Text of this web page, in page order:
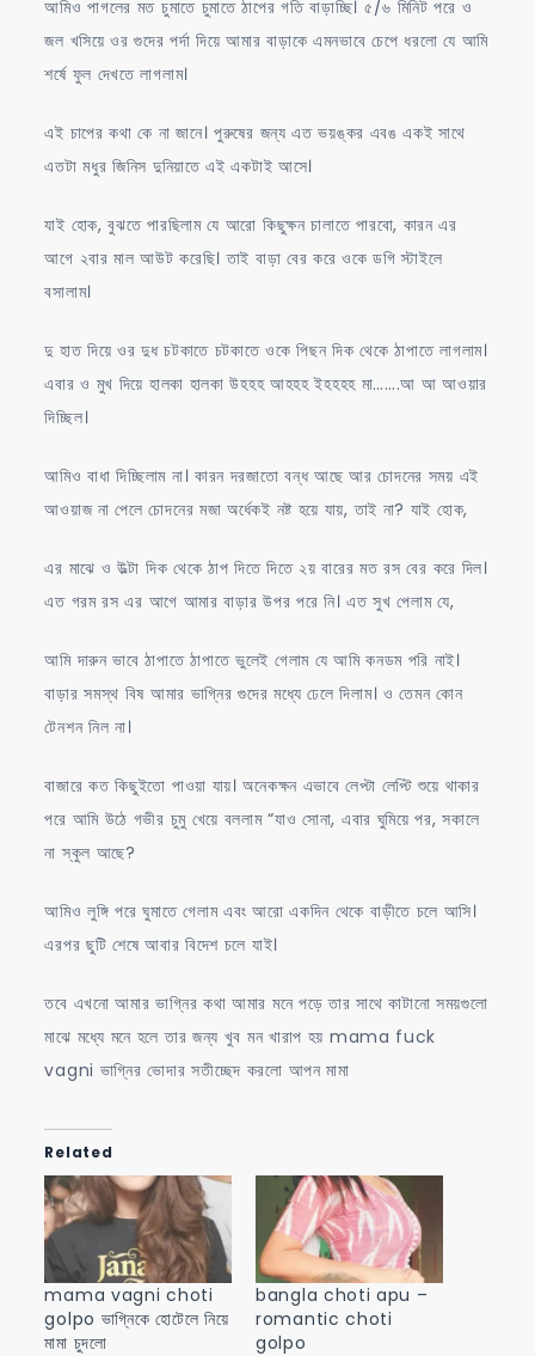
আমিও পাগলের মত চুমাতে চুমাতে ঠাপের গতি বাড়াচ্ছি। ৫/৬ মিনিট পরে ও
জল খসিয়ে ওর গুদের পর্দা দিয়ে আমার বাড়াকে এমনভাবে চেপে ধরলো যে আমি
শর্ষে ফুল দেখতে লাগলাম।
এই চাপের কথা কে না জানে। পুরুষের জন্য এত ভয়ঙ্কর এবঙ একই সাথে
এতটা মধুর জিনিস দুনিয়াতে এই একটাই আসে।
যাই হোক, বুঝতে পারছিলাম যে আরো কিছুক্ষন চালাতে পারবো, কারন এর
আগে ২বার মাল আউট করেছি। তাই বাড়া বের করে ওকে ডগি স্টাইলে
বসালাম।
দু হাত দিয়ে ওর দুধ চটকাতে চটকাতে ওকে পিছন দিক থেকে ঠাপাতে লাগলাম।
এবার ও মুখ দিয়ে হালকা হালকা উহহহ আহহহ ইহহহহ মা…….আ আ আওয়ার
দিচ্ছিল।
আমিও বাধা দিচ্ছিলাম না। কারন দরজাতো বন্ধ আছে আর চোদনের সময় এই
আওয়াজ না পেলে চোদনের মজা অর্ধেকই নষ্ট হয়ে যায়, তাই না? যাই হোক,
এর মাঝে ও উল্টা দিক থেকে ঠাপ দিতে দিতে ২য় বারের মত রস বের করে দিল।
এত গরম রস এর আগে আমার বাড়ার উপর পরে নি। এত সুখ পেলাম যে,
আমি দারুন ভাবে ঠাপাতে ঠাপাতে ভুলেই গেলাম যে আমি কনডম পরি নাই।
বাড়ার সমস্থ বিষ আমার ভাগ্নির গুদের মধ্যে ঢেলে দিলাম। ও তেমন কোন
টেনশন নিল না।
বাজারে কত কিছুইতো পাওয়া যায়। অনেকক্ষন এভাবে লেপ্টা লেপ্টি শুয়ে থাকার
পরে আমি উঠে গভীর চুমু খেয়ে বললাম “যাও সোনা, এবার ঘুমিয়ে পর, সকালে
না স্কুল আছে?
আমিও লুঙ্গি পরে ঘুমাতে গেলাম এবং আরো একদিন থেকে বাড়ীতে চলে আসি।
এরপর ছুটি শেষে আবার বিদেশ চলে যাই।
তবে এখনো আমার ভাগ্নির কথা আমার মনে পড়ে তার সাথে কাটানো সময়গুলো
মাঝে মধ্যে মনে হলে তার জন্য খুব মন খারাপ হয় mama fuck
vagni ভাগ্নির ভোদার সতীচ্ছেদ করলো আপন মামা
Related
mama vagni choti
golpo ভাগ্নিকে হোটেলে নিয়ে
মামা চুদলো
bangla choti apu –
romantic choti
golpo